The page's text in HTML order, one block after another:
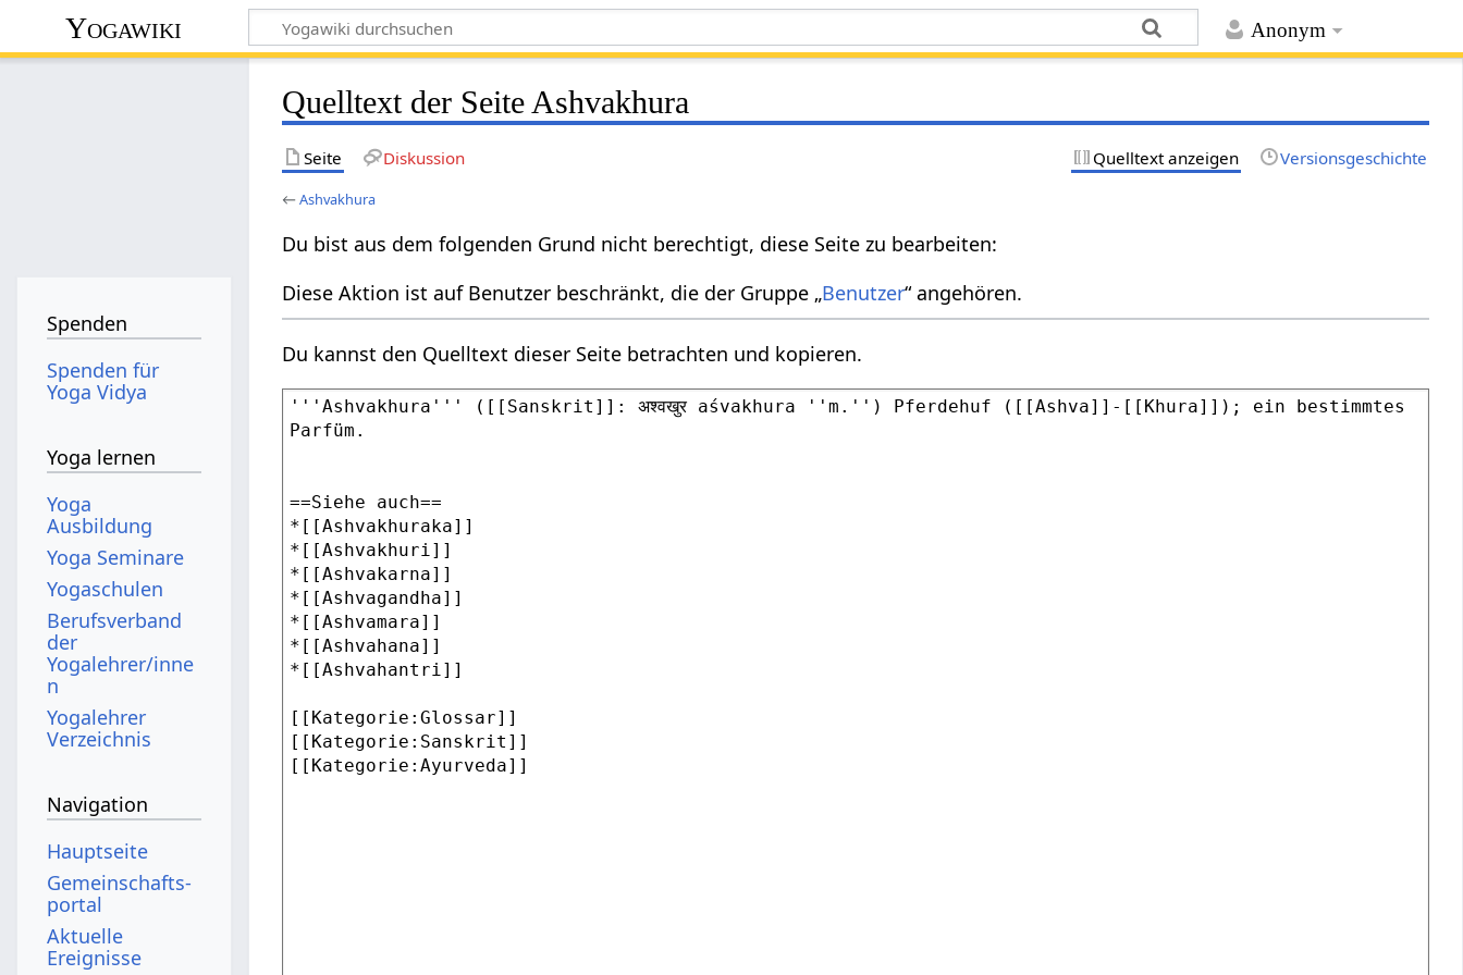
Anonym
Yogawiki
Quelltext der Seite Ashvakhura
Seite Diskussion Quelltext anzeigen Versionsgeschichte
←Ashvakhura
Du bist aus dem folgenden Grund nicht berechtigt, diese Seite zu bearbeiten:
Diese Aktion ist auf Benutzer beschränkt, die der Gruppe „Benutzer“ angehören.
Du kannst den Quelltext dieser Seite betrachten und kopieren.
Spenden
Spenden für
Yoga Vidya
Yoga lernen
Yoga
Ausbildung
Yoga Seminare
Yogaschulen
Berufsverband
der
Yogalehrer/inne
n
Yogalehrer
Verzeichnis
Navigation
Hauptseite
Gemeinschafts­
portal
Aktuelle
Ereignisse